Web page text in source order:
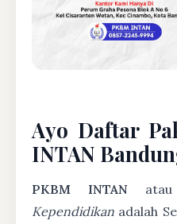
Ayo Daftar
INTAN
PKBM INTAN
Kependidikan adalah